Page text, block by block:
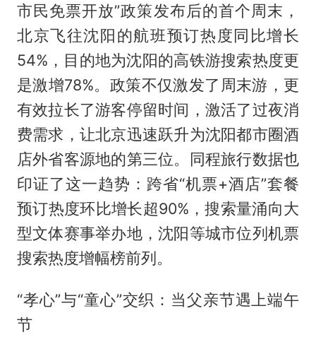
市民免票开放”政策发布后的首个周末，
北京飞往沈阳的航班预订热度同比增长
54%，目的地为沈阳的高铁游搜索热度更
是激增78%。政策不仅激发了周末游，更
有效拉长了游客停留时间，激活了过夜消
费需求，让北京迅速跃升为沈阳都市圈酒
店外省客源地的第三位。同程旅行数据也
印证了这一趋势：跨省“机票+酒店”套餐
预订热度环比增长超90%，搜索量涌向大
型文体赛事举办地，沈阳等城市位列机票
搜索热度增幅榜前列。
“孝心”与“童心”交织：当父亲节遇上端午
节